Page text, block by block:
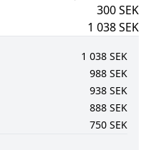
300SEK
1 038SEK
1 038 SEK
988 SEK
938 SEK
888 SEK
750 SEK